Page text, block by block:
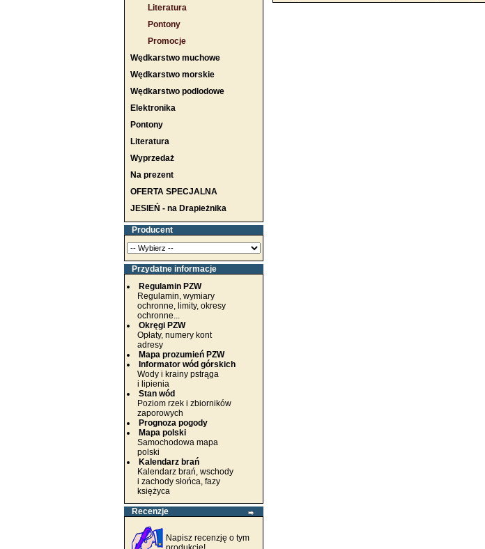
Literatura
Pontony
Promocje
Wędkarstwo muchowe
Wędkarstwo morskie
Wędkarstwo podlodowe
Elektronika
Pontony
Literatura
Wyprzedaż
Na prezent
OFERTA SPECJALNA
JESIEŃ - na Drapieżnika
Producent
Przydatne informacje
Regulamin PZW
Regulamin, wymiary
ochronne, limity, okresy
ochronne...
Okręgi PZW
Opłaty, numery kont
adresy
Mapa prozumień PZW
Informator wód górskich
Wody i krainy pstrąga
i lipienia
Stan wód
Poziom rzek i zbiorników
zaporowych
Prognoza pogody
Mapa polski
Samochodowa mapa
polski
Kalendarz brań
Kalendarz brań, wschody
i zachody słońca, fazy
księżyca
Recenzje
Napisz recenzję o tym